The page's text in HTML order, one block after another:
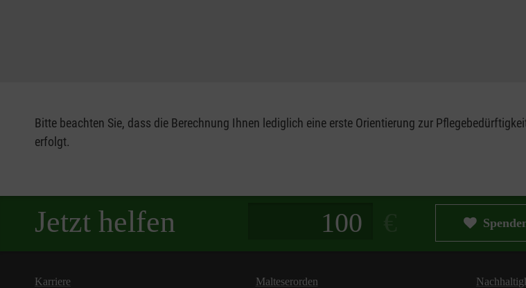
Bitte beachten Sie, dass die Berechnung Ihnen lediglich eine erste Orientierung zur
erfolgt.
Jetzt helfen
Karriere Malteserorden